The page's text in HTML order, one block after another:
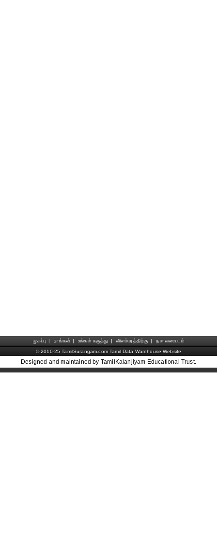
முகப்பு | நாங்கள் | உங்கள் கருத்து | விளம்பரத்திற்கு |
தள வரைபடம்
© 2010-25 TamilSurangam.com Tamil Data Warehouse Website
Designed and maintained by TamilKalanjiyam Educational Trust.